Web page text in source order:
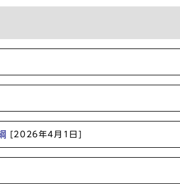
[2026年4月1日]